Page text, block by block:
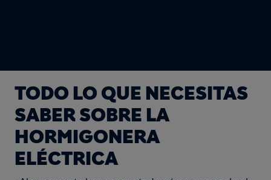
TODO LO QUE NECESITAS
SABER SOBRE LA
HORMIGONERA
ELÉCTRICA